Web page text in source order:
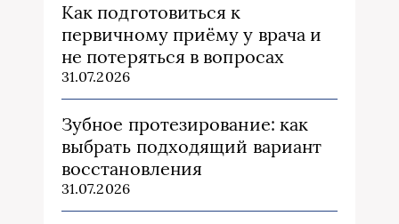
Как подготовиться к
первичному приёму у врача и
не потеряться в вопросах
31.07.2026
Зубное протезирование: как
выбрать подходящий вариант
восстановления
31.07.2026